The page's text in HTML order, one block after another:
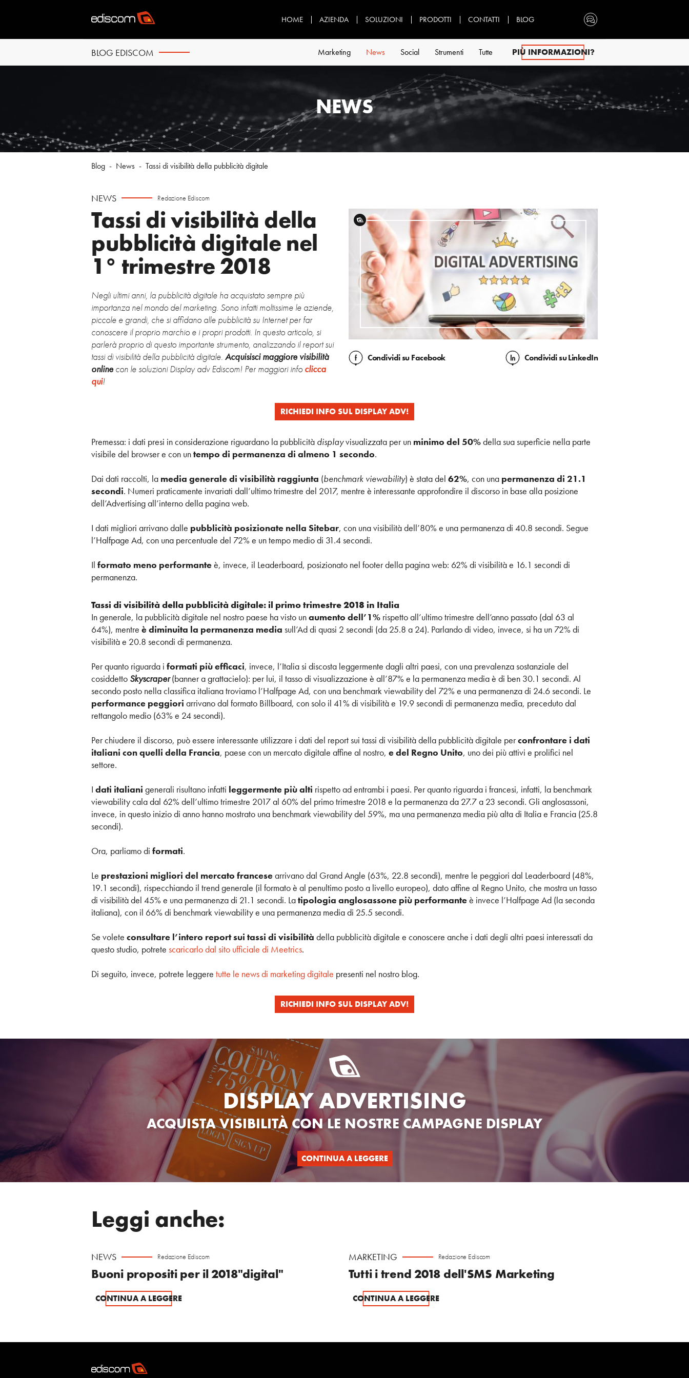
HOME AZIENDA SOLUZIONI PRODOTTI CONTATTI BLOG
BLOG EDISCOM Marketing News Social Strumenti Tutte PIÙ INFORMAZIONI?
NEWS
Blog - News - Tassi di visibilità della pubblicità digitale
NEWS Redazione Ediscom
Tassi di visibilità della
pubblicità digitale nel
1° trimestre 2018
Negli ultimi anni, la pubblicità digitale ha acquistato sempre più
importanza nel mondo del marketing. Sono infatti moltissime le aziende,
piccole e grandi, che si affidano alle pubblicità su Internet per far
conoscere il proprio marchio e i propri prodotti. In questo articolo, si
parlerà proprio di questo importante strumento, analizzando il report sui
tassi di visibilità della pubblicità digitale. Acquisisci maggiore visibilità
onlinecon le soluzioni Display adv Ediscom! Per maggiori info clicca
qui!
Condividisu Facebook Condividisu LinkedIn
RICHIEDI INFO SUL DISPLAY ADV!
Premessa: i dati presi in considerazione riguardano la pubblicità displayvisualizzata per un minimo del 50%della sua superficie nella parte
visibile del browser e con untempo di permanenza di almeno 1 secondo.
Dai dati raccolti, la media generale di visibilità raggiunta (benchmark viewability) è stata del 62%, con una permanenza di 21.1
secondi. Numeri praticamente invariati dall’ultimo trimestre del 2017, mentre è interessante approfondire il discorso in base alla posizione
dell’Advertising all’interno della pagina web.
I dati migliori arrivano dalle pubblicità posizionate nella Sitebar, con una visibilità dell’80% e una permanenza di 40.8 secondi. Segue
l’Halfpage Ad, con una percentuale del 72% e un tempo medio di 31.4 secondi.
Il formato meno performanteè, invece, il Leaderboard, posizionato nel footer della pagina web: 62% di visibilità e 16.1 secondi di
permanenza.
Tassi di visibilità della pubblicità digitale: il primo trimestre 2018 in Italia
In generale, la pubblicità digitale nel nostro paese ha visto unaumento dell’1% rispetto all’ultimo trimestre dell’anno passato (dal 63 al
64%), mentre è diminuita la permanenza media sull’Ad di quasi 2 secondi (da 25.8 a 24). Parlando di video, invece, si ha un 72% di
visibilità e 20.8 secondi di permanenza.
Per quanto riguarda i formati più efficaci, invece, l’Italia si discosta leggermente dagli altri paesi, con una prevalenza sostanziale del
cosiddetto Skyscraper(banner a grattacielo): per lui, il tasso di visualizzazione è all’87% e la permanenza media è di ben 30.1 secondi. Al
secondo posto nella classifica italiana troviamo l’Halfpage Ad, con una benchmark viewability del 72% e una permanenza di 24.6 secondi. Le
performance peggiori arrivano dal formato Billboard, con solo il 41% di visibilità e 19.9 secondi di permanenza media, preceduto dal
rettangolo medio (63% e 24 secondi).
Per chiudere il discorso, può essere interessante utilizzare i dati del report sui tassi di visibilità della pubblicità digitale perconfrontare i dati
italiani con quelli della Francia, paese con un mercato digitale affine al nostro, e del Regno Unito, uno dei più attivi e prolifici nel
settore.
I dati italiani generali risultano infatti leggermente più alti rispetto ad entrambi i paesi. Per quanto riguarda i francesi, infatti, la benchmark
viewability cala dal 62% dell’ultimo trimestre 2017 al 60% del primo trimestre 2018 e la permanenza da 27.7 a 23 secondi. Gli anglosassoni,
invece, in questo inizio di anno hanno mostrato una benchmark viewability del 59%, ma una permanenza media più alta di Italia e Francia (25.8
secondi).
Ora, parliamo di formati.
Le prestazioni migliori del mercato francesearrivano dal Grand Angle (63%, 22.8 secondi), mentre le peggiori dal Leaderboard (48%,
19.1 secondi), rispecchiando il trend generale (il formato è al penultimo posto a livello europeo), dato affine al Regno Unito, che mostra un tasso
di visibilità del 45% e una permanenza di 21.1 secondi. Latipologia anglosassone più performanteè invece l’Halfpage Ad (la seconda
italiana), con il 66% di benchmark viewability e una permanenza media di 25.5 secondi.
Se volete consultare l’intero report sui tassi di visibilità della pubblicità digitale e conoscere anche i dati degli altri paesi interessati da
questo studio, potrete scaricarlo dal sito ufficiale di Meetrics.
Di seguito, invece, potrete leggere tutte le news di marketing digitale presenti nel nostro blog.
RICHIEDI INFO SUL DISPLAY ADV!
DISPLAY ADVERTISING
ACQUISTA VISIBILITÀ CON LE NOSTRE CAMPAGNE DISPLAY
CONTINUA A LEGGERE
Leggi anche:
NEWS Redazione Ediscom
Buoni propositi per il 2018"digital"
CONTINUA A LEGGERE
MARKETING Redazione Ediscom
Tutti i trend 2018 dell'SMS Marketing
CONTINUA A LEGGERE